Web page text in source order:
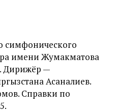
симфонического
имени Жумакматова
Дирижёр —
Асаналиев.
Справки по